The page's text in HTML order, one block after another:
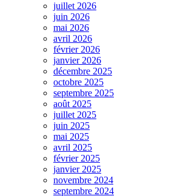
juillet 2026
juin 2026
mai 2026
avril 2026
février 2026
janvier 2026
décembre 2025
octobre 2025
septembre 2025
août 2025
juillet 2025
juin 2025
mai 2025
avril 2025
février 2025
janvier 2025
novembre 2024
septembre 2024